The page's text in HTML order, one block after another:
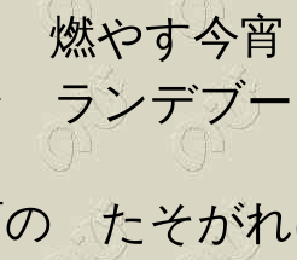
やす今宵
ランデブー
の たそが